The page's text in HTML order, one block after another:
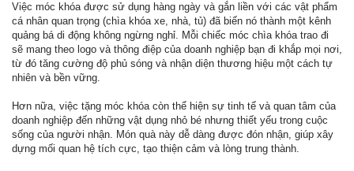
Việc móc khóa được sử dụng hàng ngày và gắn liền với các vật phẩm
cá nhân quan trọng (chìa khóa xe, nhà, tủ) đã biến nó thành một kênh
quảng bá di động không ngừng nghỉ. Mỗi chiếc móc chìa khóa trao đi
sẽ mang theo logo và thông điệp của doanh nghiệp bạn đi khắp mọi nơi,
từ đó tăng cường độ phủ sóng và nhận diện thương hiệu một cách tự
nhiên và bền vững.
Hơn nữa, việc tặng móc khóa còn thể hiện sự tinh tế và quan tâm của
doanh nghiệp đến những vật dụng nhỏ bé nhưng thiết yếu trong cuộc
sống của người nhận. Món quà này dễ dàng được đón nhận, giúp xây
dựng mối quan hệ tích cực, tạo thiện cảm và lòng trung thành.